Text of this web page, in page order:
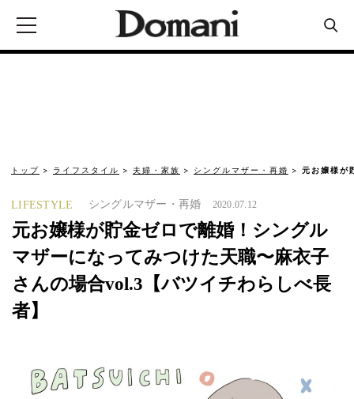
トップ ライフスタイル 夫婦・家族 シングルマザー・再婚 元お嬢様が
LIFESTYLE シングルマザー・再婚 2020.07.12
元お嬢様が貯金ゼロで離婚！シングル
マザーになってみつけた天職〜麻衣子
さんの場合vol.3【バツイチわらしべ長
者】